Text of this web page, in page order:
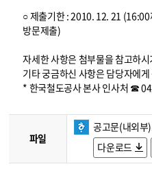
○ 제출기한 : 2010. 12. 21 (16:00
방문제출)
자세한 사항은 첨부물을 참고하시
기타 궁금하신 사항은 담당자에
* 한국철도공사 본사 인사처 ☎
파일
공고문(내외
다운로드